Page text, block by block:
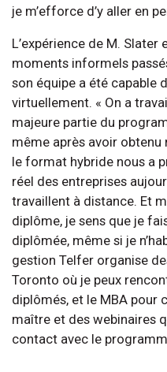
je m’efforce d’y aller en
L’expérience de M.
moments informels
son équipe a été capable
virtuellement. « On a
majeure partie du
même après avoir
le format hybride nous a
réel des entreprises
travaillent à distance. Et
diplôme, je sens que je
diplômée, même si je
gestion Telfer organise
Toronto où je peux
diplômés, et le MBA pour
maître et des webinaires
contact avec le